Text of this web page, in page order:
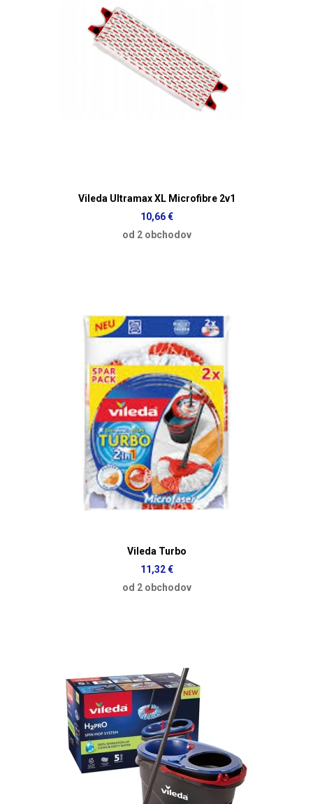
Vileda Ultramax XL Microfibre 2v1
10,66 €
od 2 obchodov
Vileda Turbo
11,32 €
od 2 obchodov